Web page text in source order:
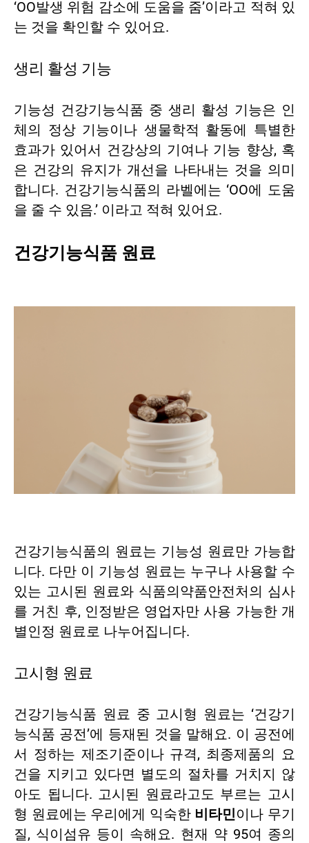
‘OO발생 위험 감소에 도움을 줌’이라고 적혀 있
는 것을 확인할 수 있어요.
생리 활성 기능
기능성 건강기능식품 중 생리 활성 기능은 인
체의 정상 기능이나 생물학적 활동에 특별한
효과가 있어서 건강상의 기여나 기능 향상, 혹
은 건강의 유지가 개선을 나타내는 것을 의미
합니다. 건강기능식품의 라벨에는 ‘OO에 도움
을 줄 수 있음.’ 이라고 적혀 있어요.
건강기능식품 원료
건강기능식품의 원료는 기능성 원료만 가능합
니다. 다만 이 기능성 원료는 누구나 사용할 수
있는 고시된 원료와 식품의약품안전처의 심사
를 거친 후, 인정받은 영업자만 사용 가능한 개
별인정 원료로 나누어집니다.
고시형 원료
건강기능식품 원료 중 고시형 원료는 ‘건강기
능식품 공전’에 등재된 것을 말해요. 이 공전에
서 정하는 제조기준이나 규격, 최종제품의 요
건을 지키고 있다면 별도의 절차를 거치지 않
아도 됩니다. 고시된 원료라고도 부르는 고시
형 원료에는 우리에게 익숙한 비타민이나 무기
질, 식이섬유 등이 속해요. 현재 약 95여 종의